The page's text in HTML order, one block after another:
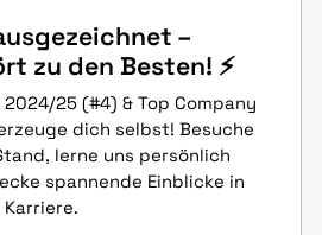
–
zu den Besten! ⚡
2024/25 (#4) & Top Company
dich selbst! Besuche
lerne uns persönlich
spannende Einblicke in